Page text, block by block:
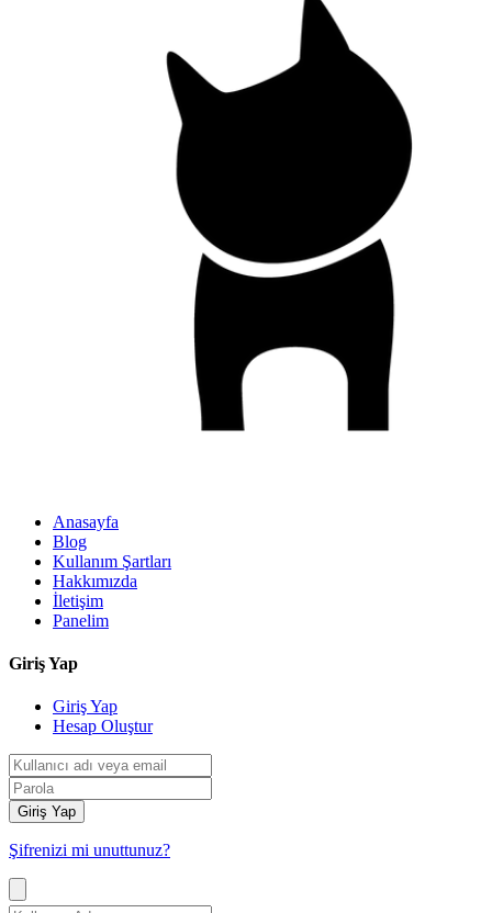
Anasayfa
Blog
Kullanım Şartları
Hakkımızda
İletişim
Panelim
Giriş Yap
Giriş Yap
Hesap Oluştur
Giriş Yap
Şifrenizi mi unuttunuz?